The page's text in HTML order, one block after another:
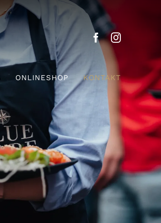
Getränkekarte
ONLINESHOP KONTAKT